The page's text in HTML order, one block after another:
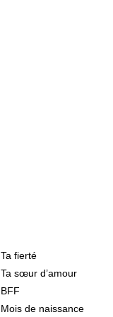
Ta fierté
Ta sœur d’amour
BFF
Mois de naissance